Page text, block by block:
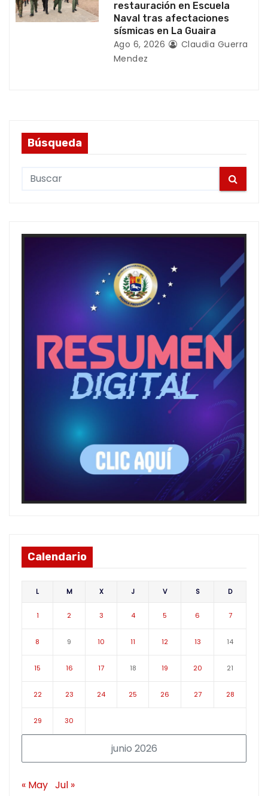
restauración en Escuela
Naval tras afectaciones
sísmicas en La Guaira
Ago 6, 2026
Claudia Guerra
Mendez
Búsqueda
c
Calendario
junio 2026
L M X J V S D
1 2 3 4 5 6 7
8 9 10 11 12 13 14
15 16 17 18 19 20 21
22 23 24 25 26 27 28
29 30
« May Jul »